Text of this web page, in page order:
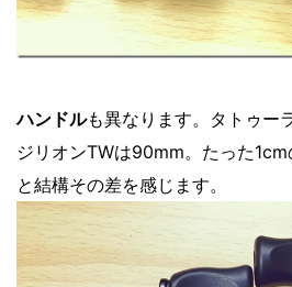
ハンドルも異なります。タトゥー
ジリオンTWは90mm。たった
と結構その差を感じます。